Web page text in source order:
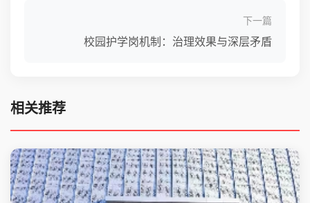
下一篇
校园护学岗机制：治理效果与深层矛盾
相关推荐